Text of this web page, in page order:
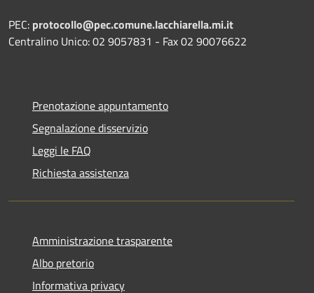
PEC: protocollo@pec.comune.lacchiarella.mi.it
Centralino Unico: 02 9057831 - Fax 02 90076622
Prenotazione appuntamento
Segnalazione disservizio
Leggi le FAQ
Richiesta assistenza
Amministrazione trasparente
Albo pretorio
Informativa privacy